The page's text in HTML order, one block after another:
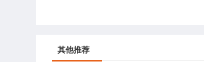
其他推荐